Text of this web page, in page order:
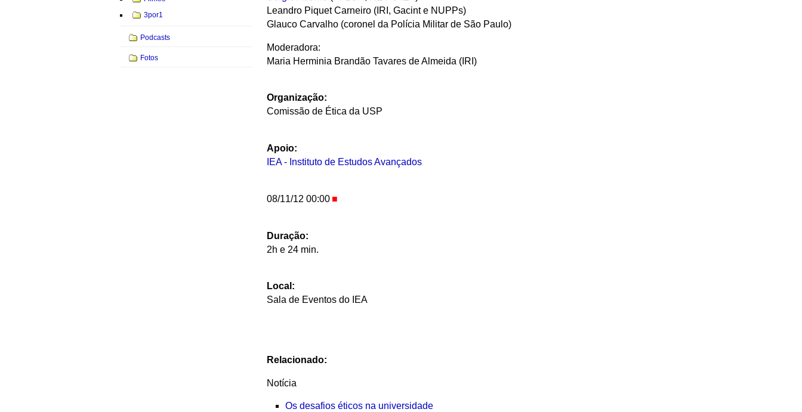
Leandro Piquet Carneiro (IRI, Gacint e NUPPs)
Glauco Carvalho (coronel da Polícia Militar de São Paulo)
Moderadora:
Maria Herminia Brandão Tavares de Almeida (IRI)
Organização:
Comissão de Ética da USP
Apoio:
IEA - Instituto de Estudos Avançados
08/11/12 00:00
Duração:
2h e 24 min.
Local:
Sala de Eventos do IEA
Relacionado:
Notícia
Os desafios éticos na universidade
3por1
Podcasts
Fotos